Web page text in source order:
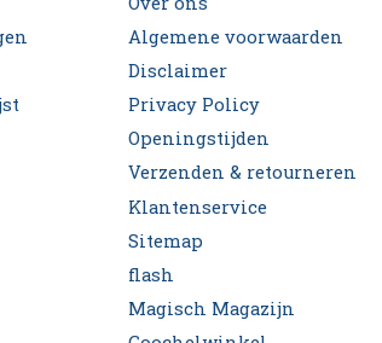
Algemene voorwaarden
Disclaimer
Privacy Policy
Openingstijden
Verzenden & retourneren
Klantenservice
Sitemap
flash
Magisch Magazijn